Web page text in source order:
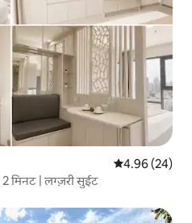
औसत रेटिंग 5 में
4.96 (24)
मिनट | लग्ज़री सुईट